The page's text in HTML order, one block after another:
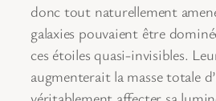
donc tout naturellement
galaxies pouvaient être
ces étoiles quasi-invisibles.
augmenterait la masse totale